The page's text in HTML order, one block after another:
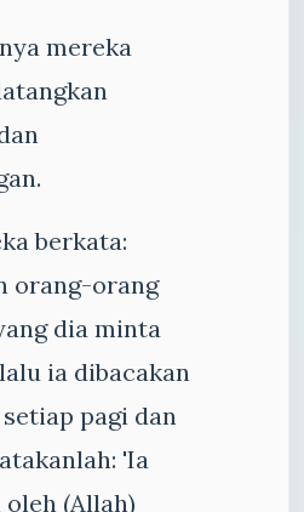
mereka
berkata:
orang-orang
dia minta
ia dibacakan
pagi dan
'Ia
(Allah)